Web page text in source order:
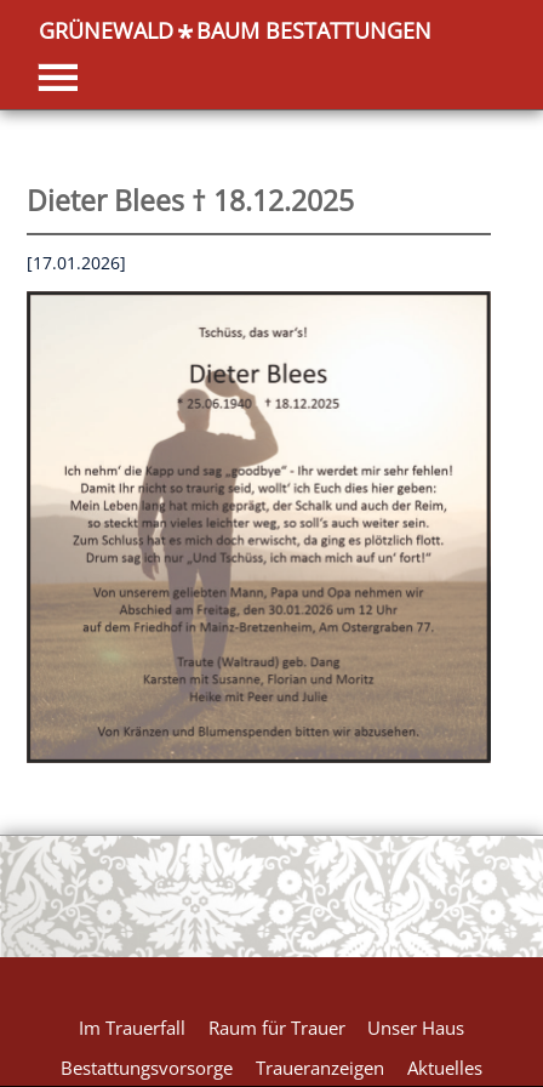
OK
European Commission | Cookies Policy
powered by WPCookiePro
GRÜNEWALD*BAUM BESTATTUNGEN
Dieter Blees † 18.12.2025
[17.01.2026]
Im Trauerfall Raum für Trauer
Unser Haus
Bestattungsvorsorge
Traueranzeigen Aktuelles